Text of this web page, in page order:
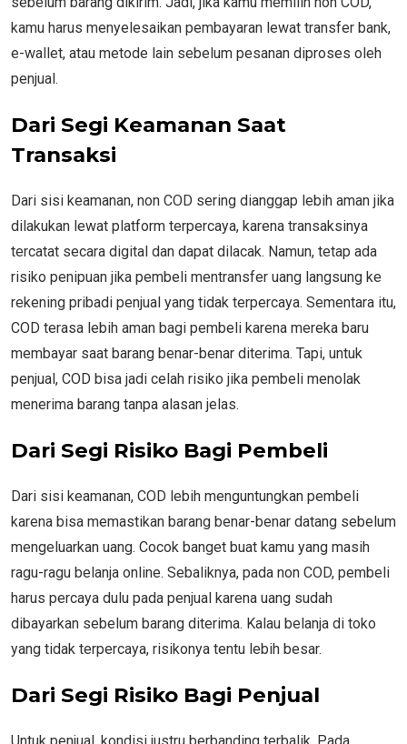
kamu harus menyelesaikan pembayaran lewat transfer bank,
e-wallet, atau metode lain sebelum pesanan diproses oleh
penjual.
Dari Segi Keamanan Saat
Transaksi
Dari sisi keamanan, non COD sering dianggap lebih aman jika
dilakukan lewat platform terpercaya, karena transaksinya
tercatat secara digital dan dapat dilacak. Namun, tetap ada
risiko penipuan jika pembeli mentransfer uang langsung ke
rekening pribadi penjual yang tidak terpercaya. Sementara itu,
COD terasa lebih aman bagi pembeli karena mereka baru
membayar saat barang benar-benar diterima. Tapi, untuk
penjual, COD bisa jadi celah risiko jika pembeli menolak
menerima barang tanpa alasan jelas.
Dari Segi Risiko Bagi Pembeli
Dari sisi keamanan, COD lebih menguntungkan pembeli
karena bisa memastikan barang benar-benar datang sebelum
mengeluarkan uang. Cocok banget buat kamu yang masih
ragu-ragu belanja online. Sebaliknya, pada non COD, pembeli
harus percaya dulu pada penjual karena uang sudah
dibayarkan sebelum barang diterima. Kalau belanja di toko
yang tidak terpercaya, risikonya tentu lebih besar.
Dari Segi Risiko Bagi Penjual